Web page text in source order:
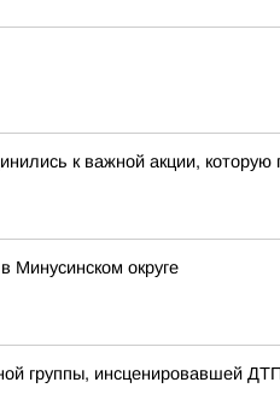
к важной акции,
Минусинском округе
группы, инсценировавшей